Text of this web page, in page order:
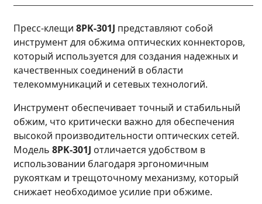
Пресс-клещи 8PK-301J представляют собой
инструмент для обжима оптических коннекторов,
который используется для создания надежных и
качественных соединений в области
телекоммуникаций и сетевых технологий.
Инструмент обеспечивает точный и стабильный
обжим, что критически важно для обеспечения
высокой производительности оптических сетей.
Модель 8PK-301J отличается удобством в
использовании благодаря эргономичным
рукояткам и трещоточному механизму, который
снижает необходимое усилие при обжиме.